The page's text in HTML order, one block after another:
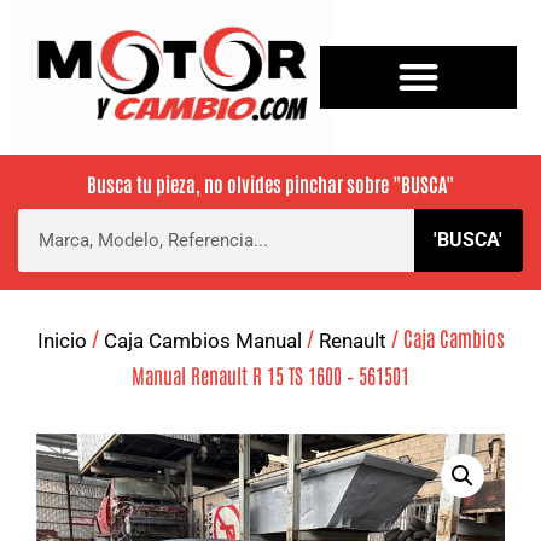
Busca tu pieza, no olvides pinchar sobre "BUSCA"
'BUSCA'
Inicio / Caja Cambios Manual / Renault / Caja Cambios
Manual Renault R 15 TS 1600 – 561501